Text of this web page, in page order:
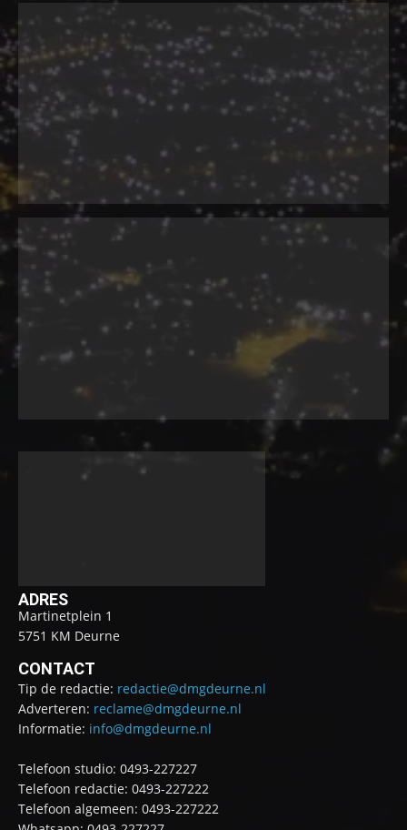
ADRES
Martinetplein 1
5751 KM Deurne
CONTACT
Tip de redactie: redactie@dmgdeurne.nl
Adverteren: reclame@dmgdeurne.nl
Informatie: info@dmgdeurne.nl
Telefoon studio: 0493-227227
Telefoon redactie: 0493-227222
Telefoon algemeen: 0493-227222